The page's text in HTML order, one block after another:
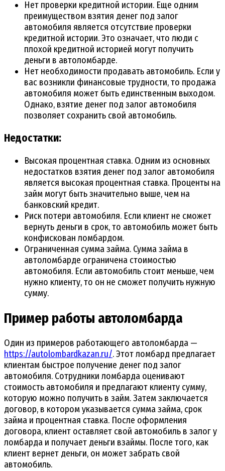
Нет проверки кредитной истории. Еще одним
преимуществом взятия денег под залог
автомобиля является отсутствие проверки
кредитной истории. Это означает, что люди с
плохой кредитной историей могут получить
деньги в автоломбарде.
Нет необходимости продавать автомобиль. Если у
вас возникли финансовые трудности, то продажа
автомобиля может быть единственным выходом.
Однако, взятие денег под залог автомобиля
позволяет сохранить свой автомобиль.
Недостатки:
Высокая процентная ставка. Одним из основных
недостатков взятия денег под залог автомобиля
является высокая процентная ставка. Проценты на
займ могут быть значительно выше, чем на
банковский кредит.
Риск потери автомобиля. Если клиент не сможет
вернуть деньги в срок, то автомобиль может быть
конфискован ломбардом.
Ограниченная сумма займа. Сумма займа в
автоломбарде ограничена стоимостью
автомобиля. Если автомобиль стоит меньше, чем
нужно клиенту, то он не сможет получить нужную
сумму.
Пример работы автоломбарда
Один из примеров работающего автоломбарда —
https://autolombardkazan.ru/. Этот ломбард предлагает
клиентам быстрое получение денег под залог
автомобиля. Сотрудники ломбарда оценивают
стоимость автомобиля и предлагают клиенту сумму,
которую можно получить в займ. Затем заключается
договор, в котором указывается сумма займа, срок
займа и процентная ставка. После оформления
договора, клиент оставляет свой автомобиль в залог у
ломбарда и получает деньги взаймы. После того, как
клиент вернет деньги, он может забрать свой
автомобиль.